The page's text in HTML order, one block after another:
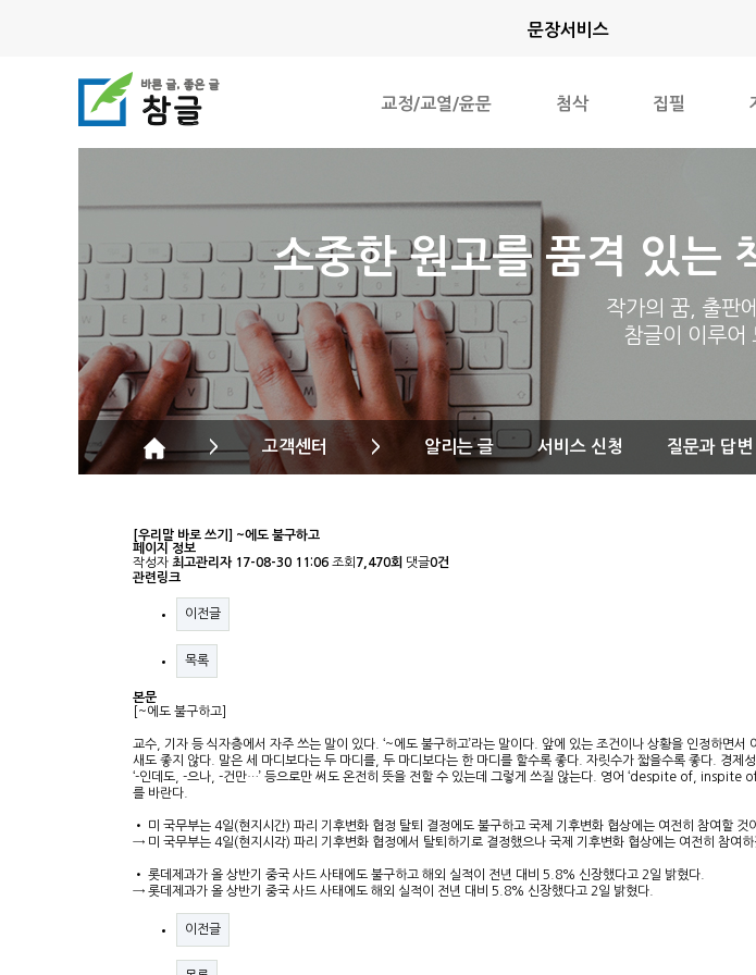
문장서비스
교정/교열/윤문 첨삭 집필
소중한 원고를 품격 있는
작가의 꿈, 출판
참글이 이루어
> 고객센터 > 알리는 글 서비스 신청 질문과 답변
[우리말 바로 쓰기] ~에도 불구하고
페이지 정보
작성자 최고관리자 17-08-30 11:06 조회 7,470회 댓글0건
관련링크
이전글
목록
본문
[~에도 불구하고]
교수, 기자 등 식자층에서 자주 쓰는 말이 있다. ‘~에도 불구하고’라는 말이다. 앞에 있는 조건이나 상황을 인정하면
새도 좋지 않다. 말은 세 마디보다는 두 마디를, 두 마디보다는 한 마디를 할수록 좋다. 자릿수가 짧을수록 좋다. 경제
‘-인데도, -으나, -건만…’ 등으로만 써도 온전히 뜻을 전할 수 있는데 그렇게 쓰질 않는다. 영어 ‘despite of, inspite
를 바란다.
• 미 국무부는 4일(현지시간) 파리 기후변화 협정 탈퇴 결정에도 불구하고 국제 기후변화 협상에는 여전히 참여할 것
→ 미 국무부는 4일(현지시각) 파리 기후변화 협정에서 탈퇴하기로 결정했으나 국제 기후변화 협상에는 여전히 참여하
• 롯데제과가 올 상반기 중국 사드 사태에도 불구하고 해외 실적이 전년 대비 5.8% 신장했다고 2일 밝혔다.
→ 롯데제과가 올 상반기 중국 사드 사태에도 해외 실적이 전년 대비 5.8% 신장했다고 2일 밝혔다.
이전글